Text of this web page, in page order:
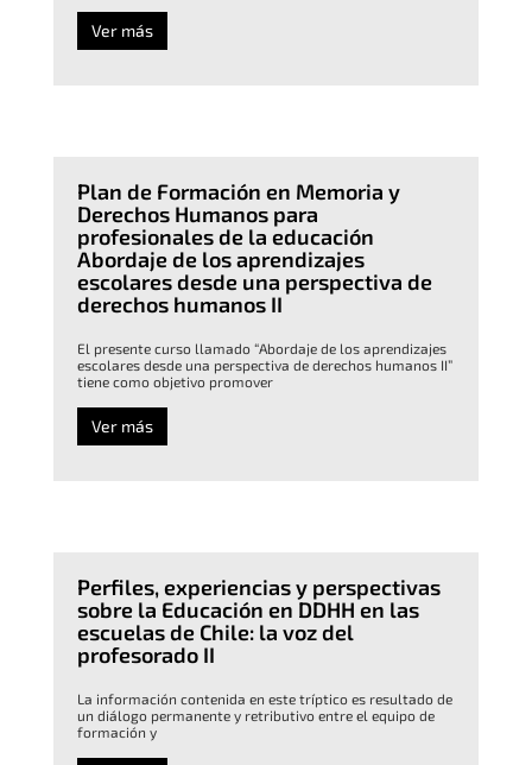
Ver más
Plan de Formación en Memoria y
Derechos Humanos para
profesionales de la educación
Abordaje de los aprendizajes
escolares desde una perspectiva de
derechos humanos II
El presente curso llamado “Abordaje de los aprendizajes
escolares desde una perspectiva de derechos humanos II”
tiene como objetivo promover
Ver más
Perfiles, experiencias y perspectivas
sobre la Educación en DDHH en las
escuelas de Chile: la voz del
profesorado II
La información contenida en este tríptico es resultado de
un diálogo permanente y retributivo entre el equipo de
formación y